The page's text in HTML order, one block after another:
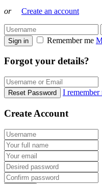
or Create an account
Sign in Remember me
Forgot your details?
Reset Password I remember
Create Account